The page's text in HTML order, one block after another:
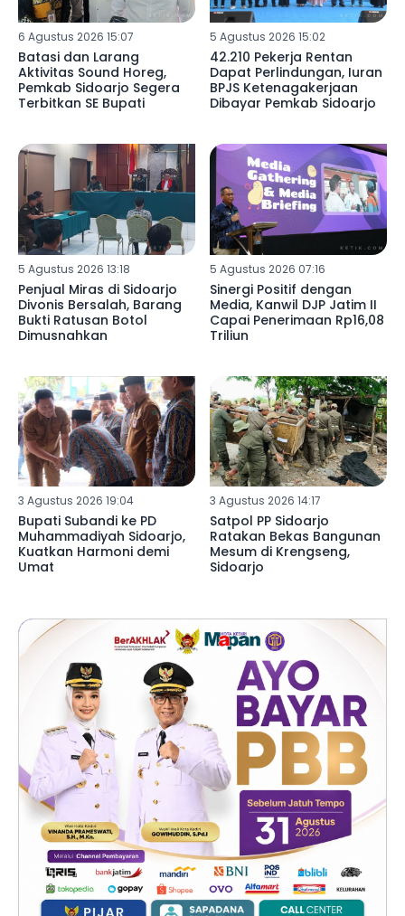
6 Agustus 2026 15:07
Batasi dan Larang
Aktivitas Sound Horeg,
Pemkab Sidoarjo Segera
Terbitkan SE Bupati
5 Agustus 2026 15:02
42.210 Pekerja Rentan
Dapat Perlindungan, Iuran
BPJS Ketenagakerjaan
Dibayar Pemkab Sidoarjo
5 Agustus 2026 13:18
Penjual Miras di Sidoarjo
Divonis Bersalah, Barang
Bukti Ratusan Botol
Dimusnahkan
5 Agustus 2026 07:16
Sinergi Positif dengan
Media, Kanwil DJP Jatim II
Capai Penerimaan Rp16,08
Triliun
3 Agustus 2026 19:04
Bupati Subandi ke PD
Muhammadiyah Sidoarjo,
Kuatkan Harmoni demi
Umat
3 Agustus 2026 14:17
Satpol PP Sidoarjo
Ratakan Bekas Bangunan
Mesum di Krengseng,
Sidoarjo